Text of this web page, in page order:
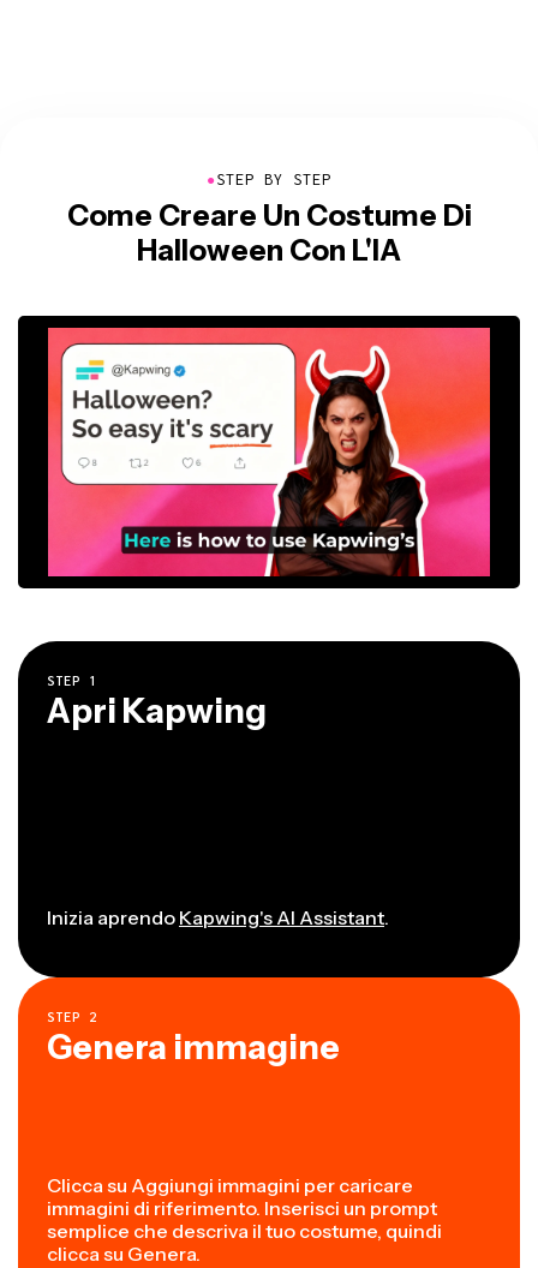
●STEP BY STEP
Come Creare Un Costume Di
Halloween Con L'IA
STEP 1
Apri Kapwing
Inizia aprendo Kapwing's AI Assistant.
STEP 2
Genera immagine
Clicca su Aggiungi immagini per caricare
immagini di riferimento. Inserisci un prompt
semplice che descriva il tuo costume, quindi
clicca su Genera.